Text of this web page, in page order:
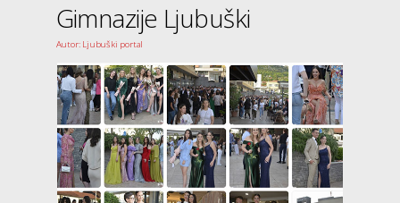
Gimnazije Ljubuški
Autor: Ljubuški portal